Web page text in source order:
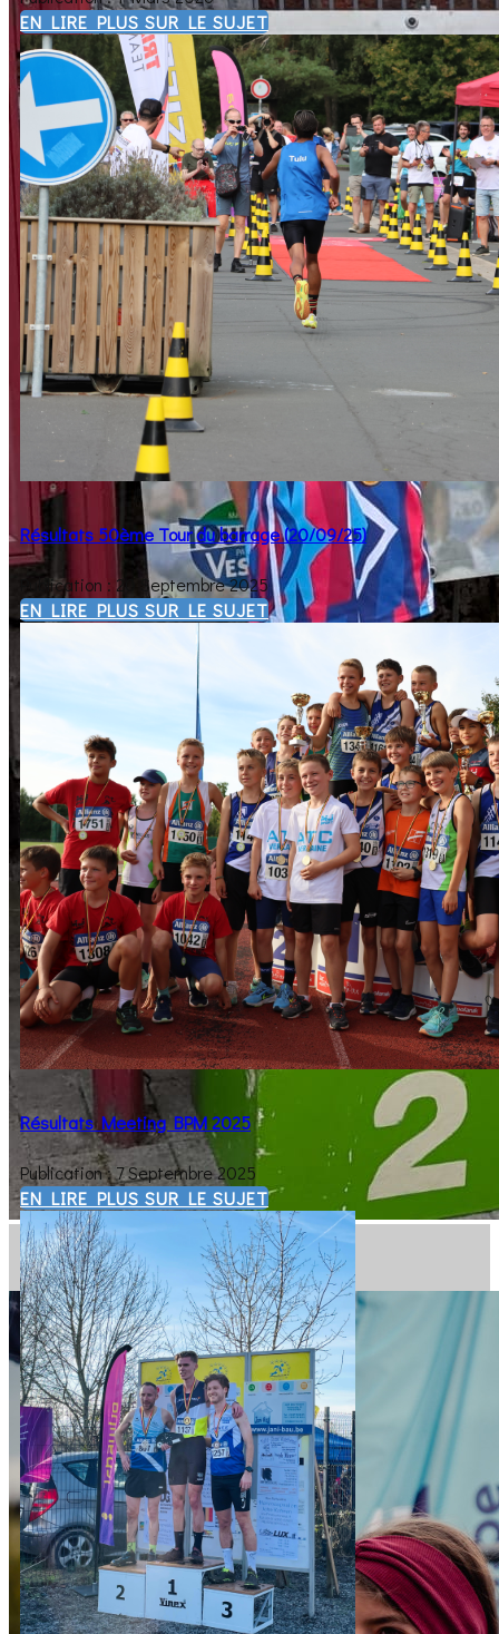
EN LIRE PLUS SUR LE SUJET
Résultats 50ème Tour du barrage (20/09/25)
Publication : 20 Septembre 2025
EN LIRE PLUS SUR LE SUJET
Résultats Meeting BPM 2025
Publication : 7 Septembre 2025
EN LIRE PLUS SUR LE SUJET